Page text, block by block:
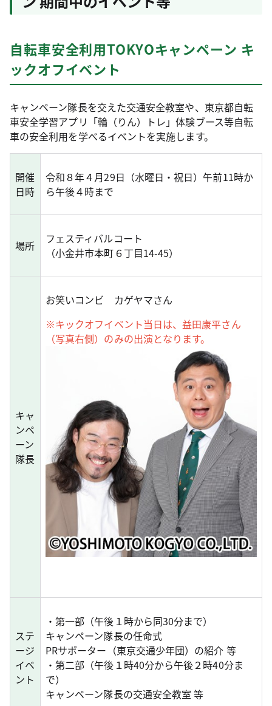
自転車安全利用TOKYOキャンペーン キ
ックオフイベント
キャンペーン隊長を交えた交通安全教室や、東京都自転
車安全学習アプリ「輪（りん）トレ」体験ブース等自転
車の安全利用を学べるイベントを実施します。
開催
日時
令和８年４月29日（水曜日・祝日）午前11時か
ら午後４時まで
場所
フェスティバルコート
（小金井市本町６丁目14-45）
キャ
ンペ
ーン
隊長
お笑いコンビ カゲヤマさん
※キックオフイベント当日は、益田康平さん
（写真右側）のみの出演となります。
ステ
ージ
イベ
ント
・第一部（午後１時から同30分まで）
キャンペーン隊長の任命式
PRサポーター（東京交通少年団）の紹介 等
・第二部（午後１時40分から午後２時40分ま
で）
キャンペーン隊長の交通安全教室 等